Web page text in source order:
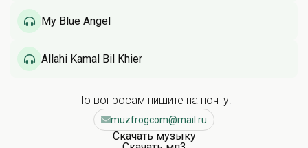
My Blue Angel
Allahi Kamal Bil Khier
По вопросам пишите на почту:
muzfrogcom@mail.ru
Скачать музыку